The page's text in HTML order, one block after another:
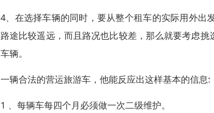
4、在选择车辆的同时，要从整个租车的实际用外
路途比较遥远，而且路况也比较差，那么就要考虑
车辆。
一辆合法的营运旅游车，他能反应出这样基本的信息:
1 、每辆车每四个月必须做一次二级维护。